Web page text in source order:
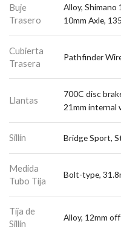
Buje
Trasero
Alloy, Shimano
10mm Axle,
Cubierta
Trasera
Pathfinder
Llantas
700C disc
21mm internal
Sillín Bridge Sport,
Medida
Tubo Tija
Bolt-type,
Tija de
Sillín
Alloy, 12mm